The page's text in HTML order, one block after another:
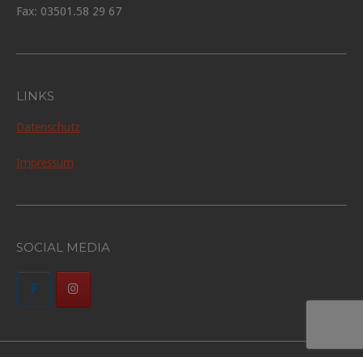
Fax: 03501.58 29 67
LINKS
Datenschutz
Impressum
SOCIAL MEDIA